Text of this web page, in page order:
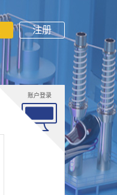
注册
账户登录